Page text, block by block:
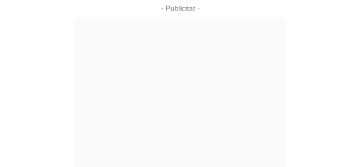
- Publicitat -